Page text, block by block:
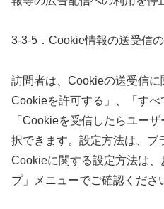
3-3-5．Cookie情報の送受信
訪問者は、Cookieの送受信
Cookieを許可する」、「すべ
「Cookieを受信したらユー
択できます。設定方法は、ブ
Cookieに関する設定方法は
プ」メニューでご確認くださ